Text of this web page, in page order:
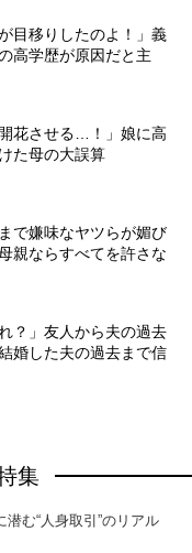
目移りしたのよ！」義
高学歴が原因だと主
花させる…！」娘に高
た母の大誤算
で嫌味なヤツらが媚び
親ならすべてを許さな
？」友人から夫の過去
婚した夫の過去まで信
集
む“人身取引”のリアル